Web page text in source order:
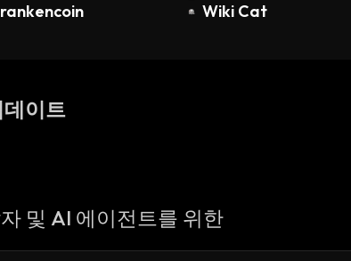
ial Prime USDC
Wiki Cat
데이트
및 AI 에이전트를 위한